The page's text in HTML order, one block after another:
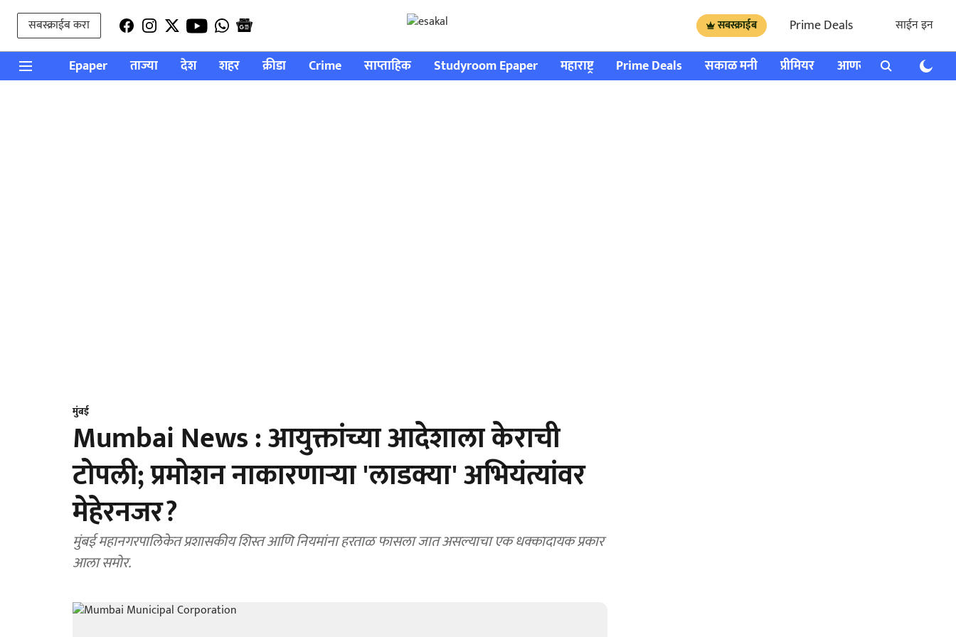
सबस्क्राईब करा सबस्क्राईब Prime Deals साईन इन
Epaper ताज्या देश शहर क्रीडा Crime साप्ताहिक Studyroom Epaper महाराष्ट्र Prime Deals सकाळ मनी प्रीमियर आणखी राशी भविष्य
मुंबई
Mumbai News : आयुक्तांच्या आदेशाला केराची
टोपली; प्रमोशन नाकारणाऱ्या 'लाडक्या' अभियंत्यांवर
मेहेरनजर?
​मुंबई महानगरपालिकेत प्रशासकीय शिस्त आणि नियमांना हरताळ फासला जात असल्याचा एक धक्कादायक प्रकार
आला समोर.